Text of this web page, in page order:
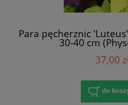
Para pęcherznic
30-40 cm
37,00
do